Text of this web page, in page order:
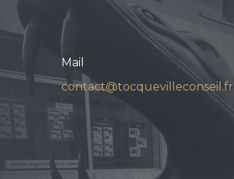
Mail
contact@tocquevilleconseil.fr